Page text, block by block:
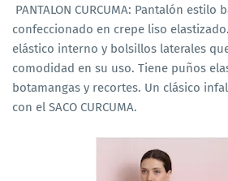
PANTALON CURCUMA: Pantalón estilo
confeccionado en crepe liso
elástico interno y bolsillos laterales
comodidad en su uso. Tiene puños
botamangas y recortes. Un clásico
con el SACO CURCUMA.